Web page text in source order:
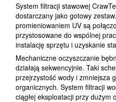
System filtracji stawowej
dostarczany jako gotowy
promieniowaniem UV są
przystosowane do wspólnej
instalację sprzętu i uzyskanie
Mechaniczne oczyszczanie
działają sekwencyjnie. Taki
przejrzystość wody i zmniejsza
organicznych. System filtracji
ciągłej eksploatacji przy dużym